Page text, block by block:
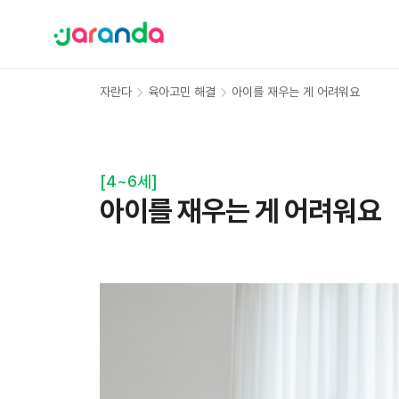
자란다 육아고민 해결 아이를 재우는 게 어려워요
[4~6세 ]
아이를 재우는 게 어려워요